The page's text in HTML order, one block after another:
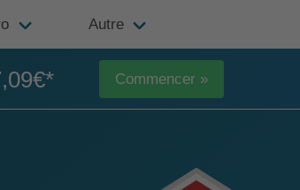
Autre
Commencer »